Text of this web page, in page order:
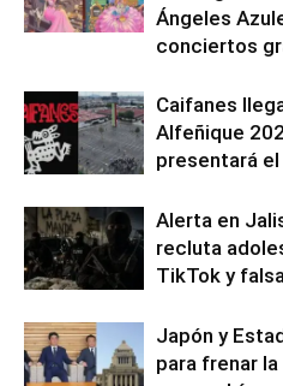
Ángeles
conciertos
Caifanes
Alfeñique
presentará
Alerta en
recluta
TikTok y
Japón y
para frenar